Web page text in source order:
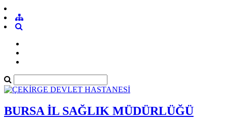
BURSA İL SAĞLIK MÜDÜRLÜĞÜ